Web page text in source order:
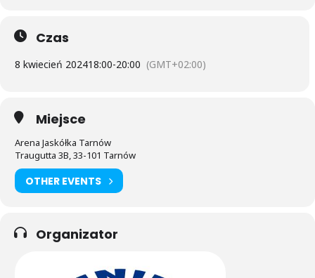
Czas
8 kwiecień 202418:00-20:00 (GMT+02:00)
Miejsce
Arena Jaskółka Tarnów
Traugutta 3B, 33-101 Tarnów
OTHER EVENTS
Organizator